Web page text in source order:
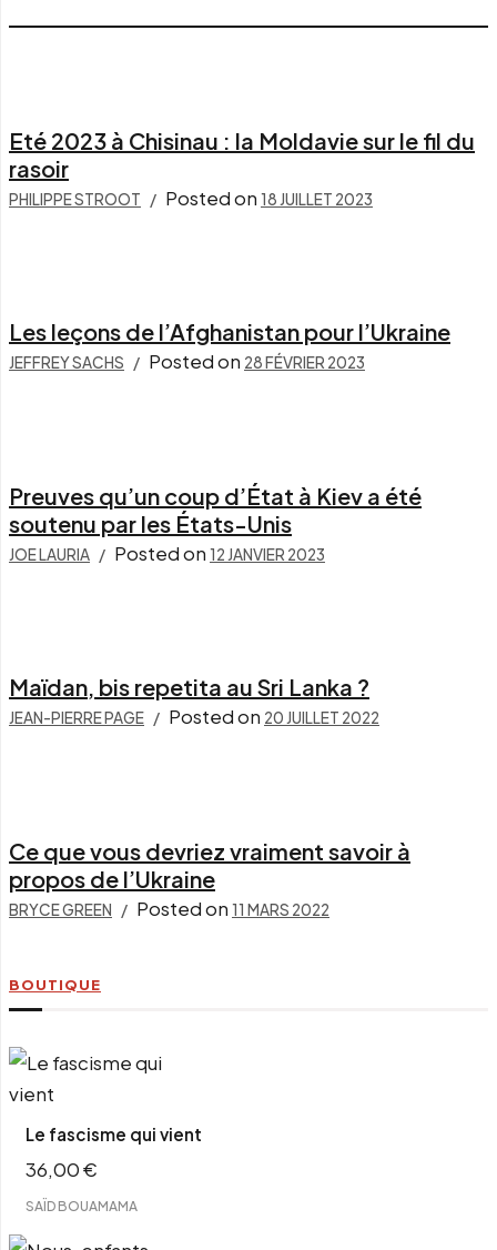
Eté 2023 à Chisinau : la Moldavie sur le fil du
rasoir
PHILIPPE STROOT Posted on 18 JUILLET 2023
Les leçons de l’Afghanistan pour l’Ukraine
JEFFREY SACHS Posted on 28 FÉVRIER 2023
Preuves qu’un coup d’État à Kiev a été
soutenu par les États-Unis
JOE LAURIA Posted on 12 JANVIER 2023
Maïdan, bis repetita au Sri Lanka ?
JEAN-PIERRE PAGE Posted on 20 JUILLET 2022
Ce que vous devriez vraiment savoir à
propos de l’Ukraine
BRYCE GREEN Posted on 11 MARS 2022
BOUTIQUE
Le fascisme qui vient
36,00€
SAÏD BOUAMAMA